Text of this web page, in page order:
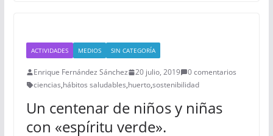
ACTIVIDADES MEDIOS SIN CATEGORÍA
Enrique Fernández Sánchez 20 julio, 2019
0 comentarios
ciencias,hábitos saludables,huerto,sostenibilidad
Un centenar de niños y niñas
con «espíritu verde».